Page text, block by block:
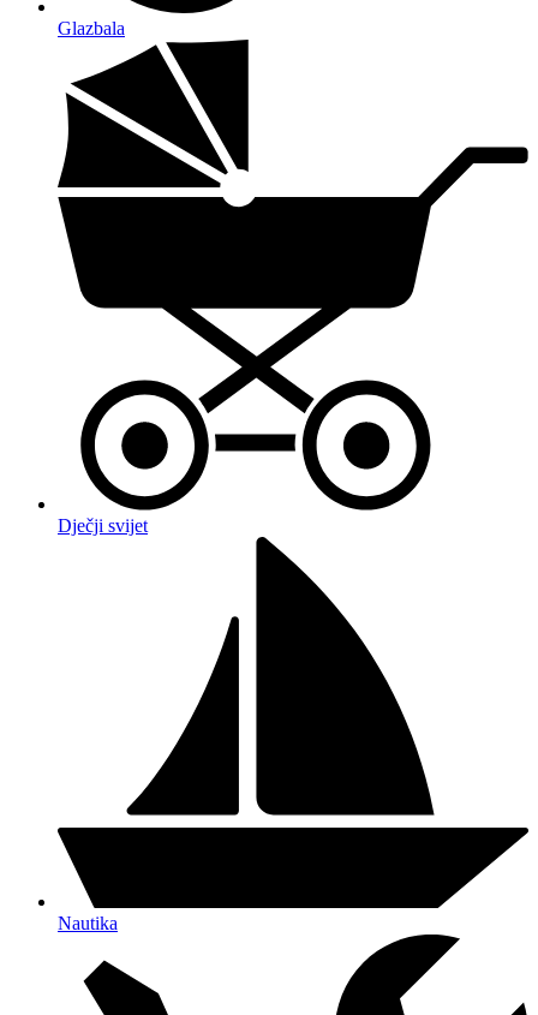
Glazbala
Dječji svijet
Nautika